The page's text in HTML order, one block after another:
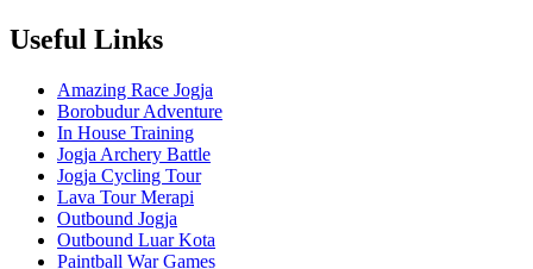
Useful Links
Amazing Race Jogja
Borobudur Adventure
In House Training
Jogja Archery Battle
Jogja Cycling Tour
Lava Tour Merapi
Outbound Jogja
Outbound Luar Kota
Paintball War Games